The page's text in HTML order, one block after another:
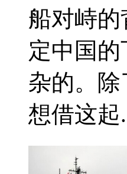
船对峙
定中国
杂的。
想借这起